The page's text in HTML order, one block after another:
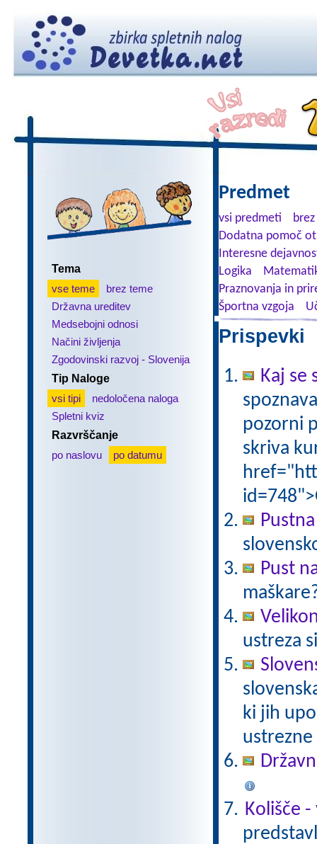
Tema
vse teme
brez teme
Državna ureditev
Medsebojni odnosi
Načini življenja
Zgodovinski razvoj - Slovenija
Tip Naloge
vsi tipi
nedoločena naloga
Spletni kviz
Razvrščanje
po naslovu
po datumu
Predmet
vsi predmeti
Dodatna pomoč
Interesne
Logika
Praznovanja in
Športna vzgoja
Prispevki
Kaj se
pozorni
skriva
Pust
ustreza
ki jih
Kolišče